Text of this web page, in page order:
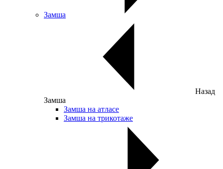
Замша
Назад
Замша
Замша на атласе
Замша на трикотаже